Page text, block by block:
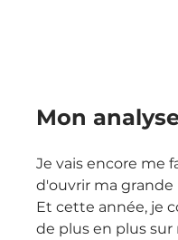
Mon
Je vais encore me
d'ouvrir ma grande
Et cette année, je
de plus en plus